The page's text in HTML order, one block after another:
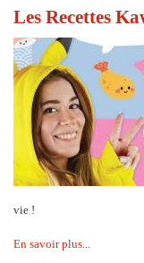
Les Recettes
vie !
En savoir plus...